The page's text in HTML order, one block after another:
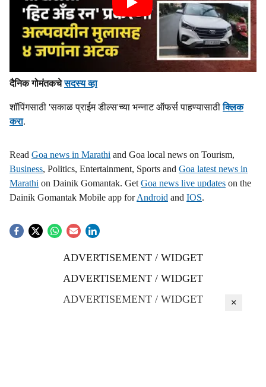
दैनिक गोमंतकचेसदस्य व्हा
शॉपिंगसाठी 'सकाळ प्राईम डील्स'च्या भन्नाट ऑफर्स पाहण्यासाठीक्लिक
करा.
Read Goa news in Marathi and Goa local news on Tourism,
Business, Politics, Entertainment, Sports and Goa latest news in
Marathi on Dainik Gomantak. Get Goa news live updates on the
Dainik Gomantak Mobile app forAndroid and IOS.
ADVERTISEMENT / WIDGET
ADVERTISEMENT / WIDGET
ADVERTISEMENT / WIDGET
×